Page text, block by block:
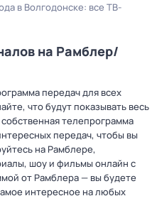
в Волгодонске: все ТВ-
на Рамблер/
передач для всех
что будут показывать весь
телепрограмма
передач, чтобы вы
на Рамблере,
шоу и фильмы онлайн с
от Рамблера — вы будете
интересное на любых